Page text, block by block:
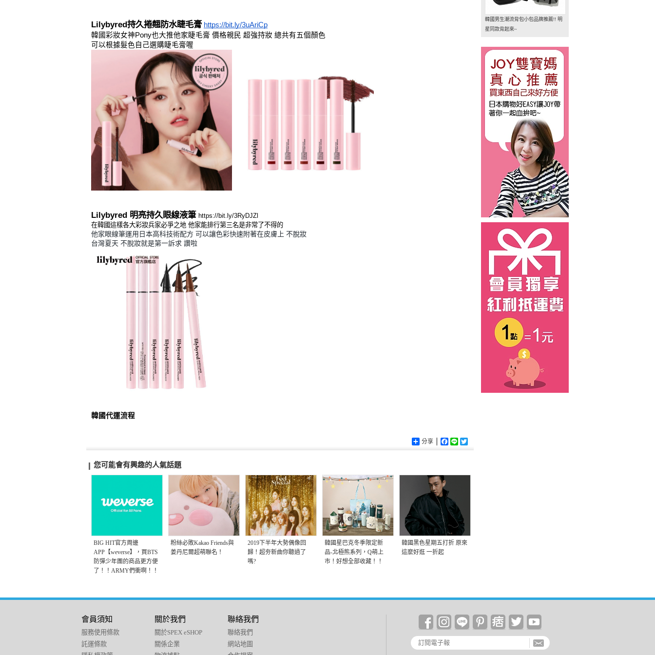
韓國男生潮流背包小包品牌推薦!! 明
星同款背起來~
Lilybyred持久捲翹防水睫毛膏 https://bit.ly/3uAriCp
韓國彩妝女神Pony也大推他家睫毛膏 價格親民 超強持妝 總共有五個顏色
可以根據髮色自己選購睫毛膏喔
Lilybyred 明亮持久眼線液筆 https://bit.ly/3RyDJZl
在韓國這樣各大彩妝兵家必爭之地 他家能排行第三名是非常了不得的
他家眼線筆運用日本高科技術配方 可以讓色彩快速附著在皮膚上 不脫妝
台灣夏天 不脫妝就是第一訴求 讚啦
韓國代運流程
分享 Facebook
Line
您可能會有興趣的人氣話題
BIG HIT官方周邊
APP【weverse】，買BTS
防彈少年團的商品更方便
了！！ARMY們衝啊！！
粉絲必敗Kakao Friends與
姜丹尼爾超萌聯名！
2019下半年大勢偶像回
歸！超夯新曲你聽過了
嗎?
韓國星巴克冬季限定新
品-北極熊系列，Q萌上
市！好想全部收藏！！
韓國黑色星期五打折 原來
這麼好逛 一折起
會員須知
服務使用條款
託運條款
關於我們
關於SPEX eSHOP
關係企業
聯絡我們
聯絡我們
網站地圖